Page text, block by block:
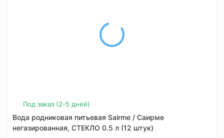
Под заказ (2-5 дней)
Вода родниковая питьевая Sairme / Саирме
негазированная, СТЕКЛО 0.5 л (12 штук)